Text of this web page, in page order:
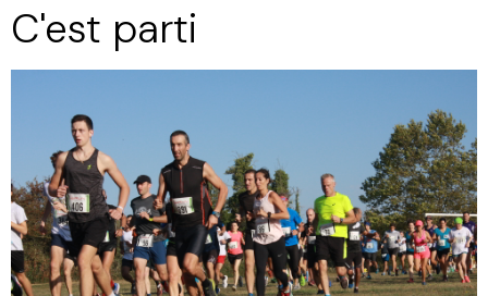
C'est parti